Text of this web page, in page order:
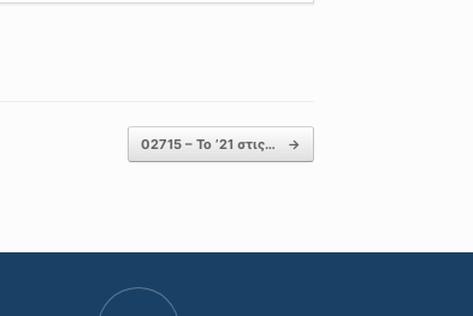
02715 – Το ’21 στις… →